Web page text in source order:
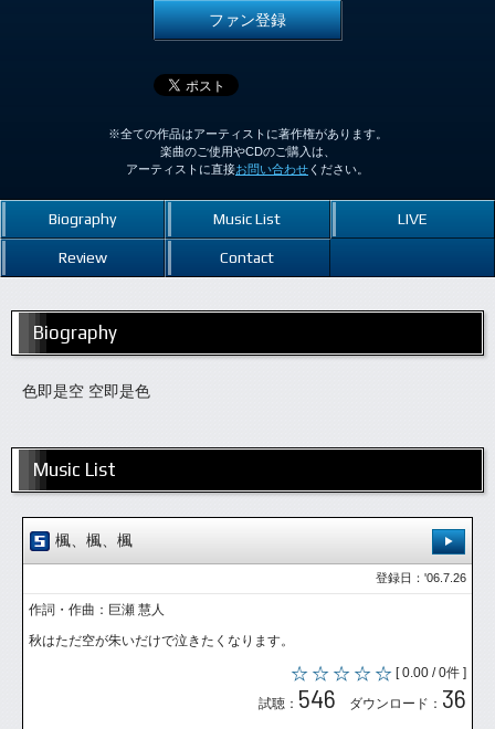
ファン登録
※全ての作品はアーティストに著作権があります。
楽曲のご使用やCDのご購入は、
アーティストに直接お問い合わせ ください。
Biography Music List LIVE
Review Contact
Biography
色即是空 空即是色
Music List
楓、楓、楓
登録日：'06.7.26
作詞・作曲：巨瀬 慧人
秋はただ空が朱いだけで泣きたくなります。
[ 0.00 / 0件 ]
試聴： 546 ダウンロード： 36